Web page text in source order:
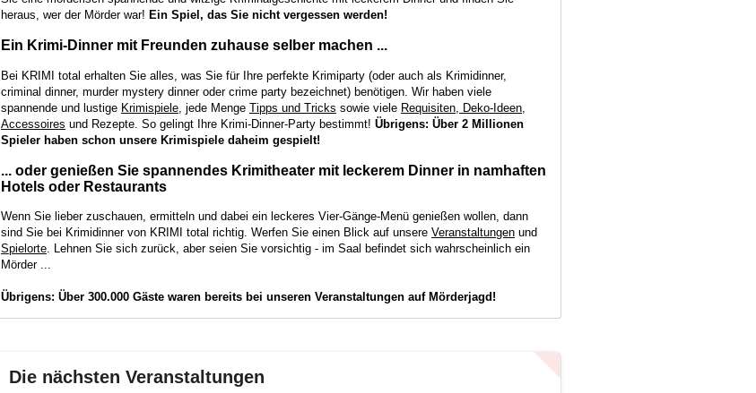
heraus, wer der Mörder war! Ein Spiel, das Sie nicht vergessen werden!
Ein Krimi-Dinner mit Freunden zuhause selber machen ...
Bei KRIMI total erhalten Sie alles, was Sie für Ihre perfekte Krimiparty (oder auch als Krimidinner,
criminal dinner, murder mystery dinner oder crime party bezeichnet) benötigen. Wir haben viele
spannende und lustige Krimispiele , jede Menge Tipps und Tricks sowie viele Requisiten, Deko-Ideen,
Accessoires und Rezepte. So gelingt Ihre Krimi-Dinner-Party bestimmt! Übrigens: Über 2 Millionen
Spieler haben schon unsere Krimispiele daheim gespielt!
... oder genießen Sie spannendes Krimitheater mit leckerem Dinner in namhaften
Hotels oder Restaurants
Wenn Sie lieber zuschauen, ermitteln und dabei ein leckeres Vier-Gänge-Menü genießen wollen, dann
sind Sie bei Krimidinner von KRIMI total richtig. Werfen Sie einen Blick auf unsere Veranstaltungen und
Spielorte. Lehnen Sie sich zurück, aber seien Sie vorsichtig - im Saal befindet sich wahrscheinlich ein
Mörder ...
Übrigens: Über 300.000 Gäste waren bereits bei unseren Veranstaltungen auf Mörderjagd!
Die nächsten Veranstaltungen